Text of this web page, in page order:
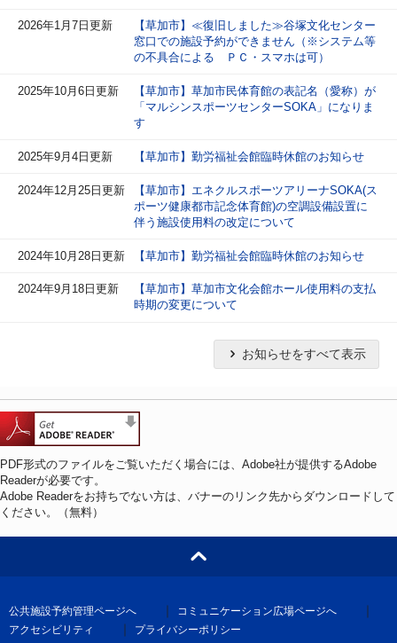
2026年1月7日更新
【草加市】≪復旧しました≫谷塚文化センター
窓口での施設予約ができません（※システム等
の不具合による ＰＣ・スマホは可）
2025年10月6日更新
【草加市】草加市民体育館の表記名（愛称）が
「マルシンスポーツセンターSOKA」になりま
す
2025年9月4日更新 【草加市】勤労福祉会館臨時休館のお知らせ
2024年12月25日更新
【草加市】エネクルスポーツアリーナSOKA(ス
ポーツ健康都市記念体育館)の空調設備設置に
伴う施設使用料の改定について
2024年10月28日更新 【草加市】勤労福祉会館臨時休館のお知らせ
2024年9月18日更新
【草加市】草加市文化会館ホール使用料の支払
時期の変更について
お知らせをすべて表示
PDF形式のファイルをご覧いただく場合には、Adobe社が提供するAdobe
Readerが必要です。
Adobe Readerをお持ちでない方は、バナーのリンク先からダウンロードして
ください。（無料）
公共施設予約管理ページへ ｜ コミュニケーション広場ページへ ｜
アクセシビリティ ｜ プライバシーポリシー